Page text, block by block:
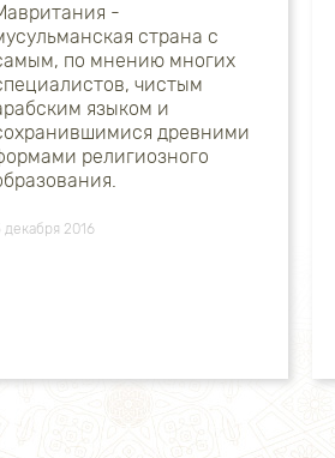
-
страна с
по мнению многих
чистым
языком и
древними
религиозного
декабря 2016